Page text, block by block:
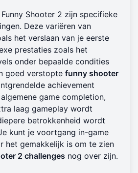
Shooter 2 zijn specifieke
Deze variëren van
het verslaan van je eerste
prestaties zoals het
onder bepaalde condities
goed verstopte funny shooter
achievement
game completion,
laag gameplay wordt
betrokkenheid wordt
kunt je voortgang in-game
het gemakkelijk is om te zien
2 challenges nog over zijn.